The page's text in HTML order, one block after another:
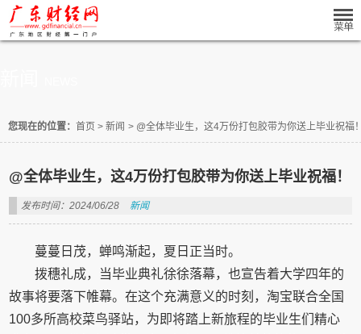
您现在的位置： 首页 > 新闻 > @全体毕业生，这4万份打包胶带为你送上毕业祝福
@全体毕业生，这4万份打包胶带为你送上毕业祝福！
发布时间：2024/06/28 新闻
蔓蔓日茂，蝉鸣渐起，夏日正当时。
拨穗礼成，当毕业典礼徐徐落幕，也宣告着大学四年的
故事将要落下帷幕。在这个充满意义的时刻，淘宝联合全国
100多所高校菜鸟驿站，为即将踏上新旅程的毕业生们精心